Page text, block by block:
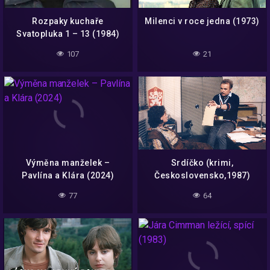
Rozpaky kuchaře
Svatopluka 1 – 13 (1984)
107
Milenci v roce jedna (1973)
21
Výměna manželek –
Pavlína a Klára (2024)
77
Srdíčko (krimi,
Československo,1987)
64